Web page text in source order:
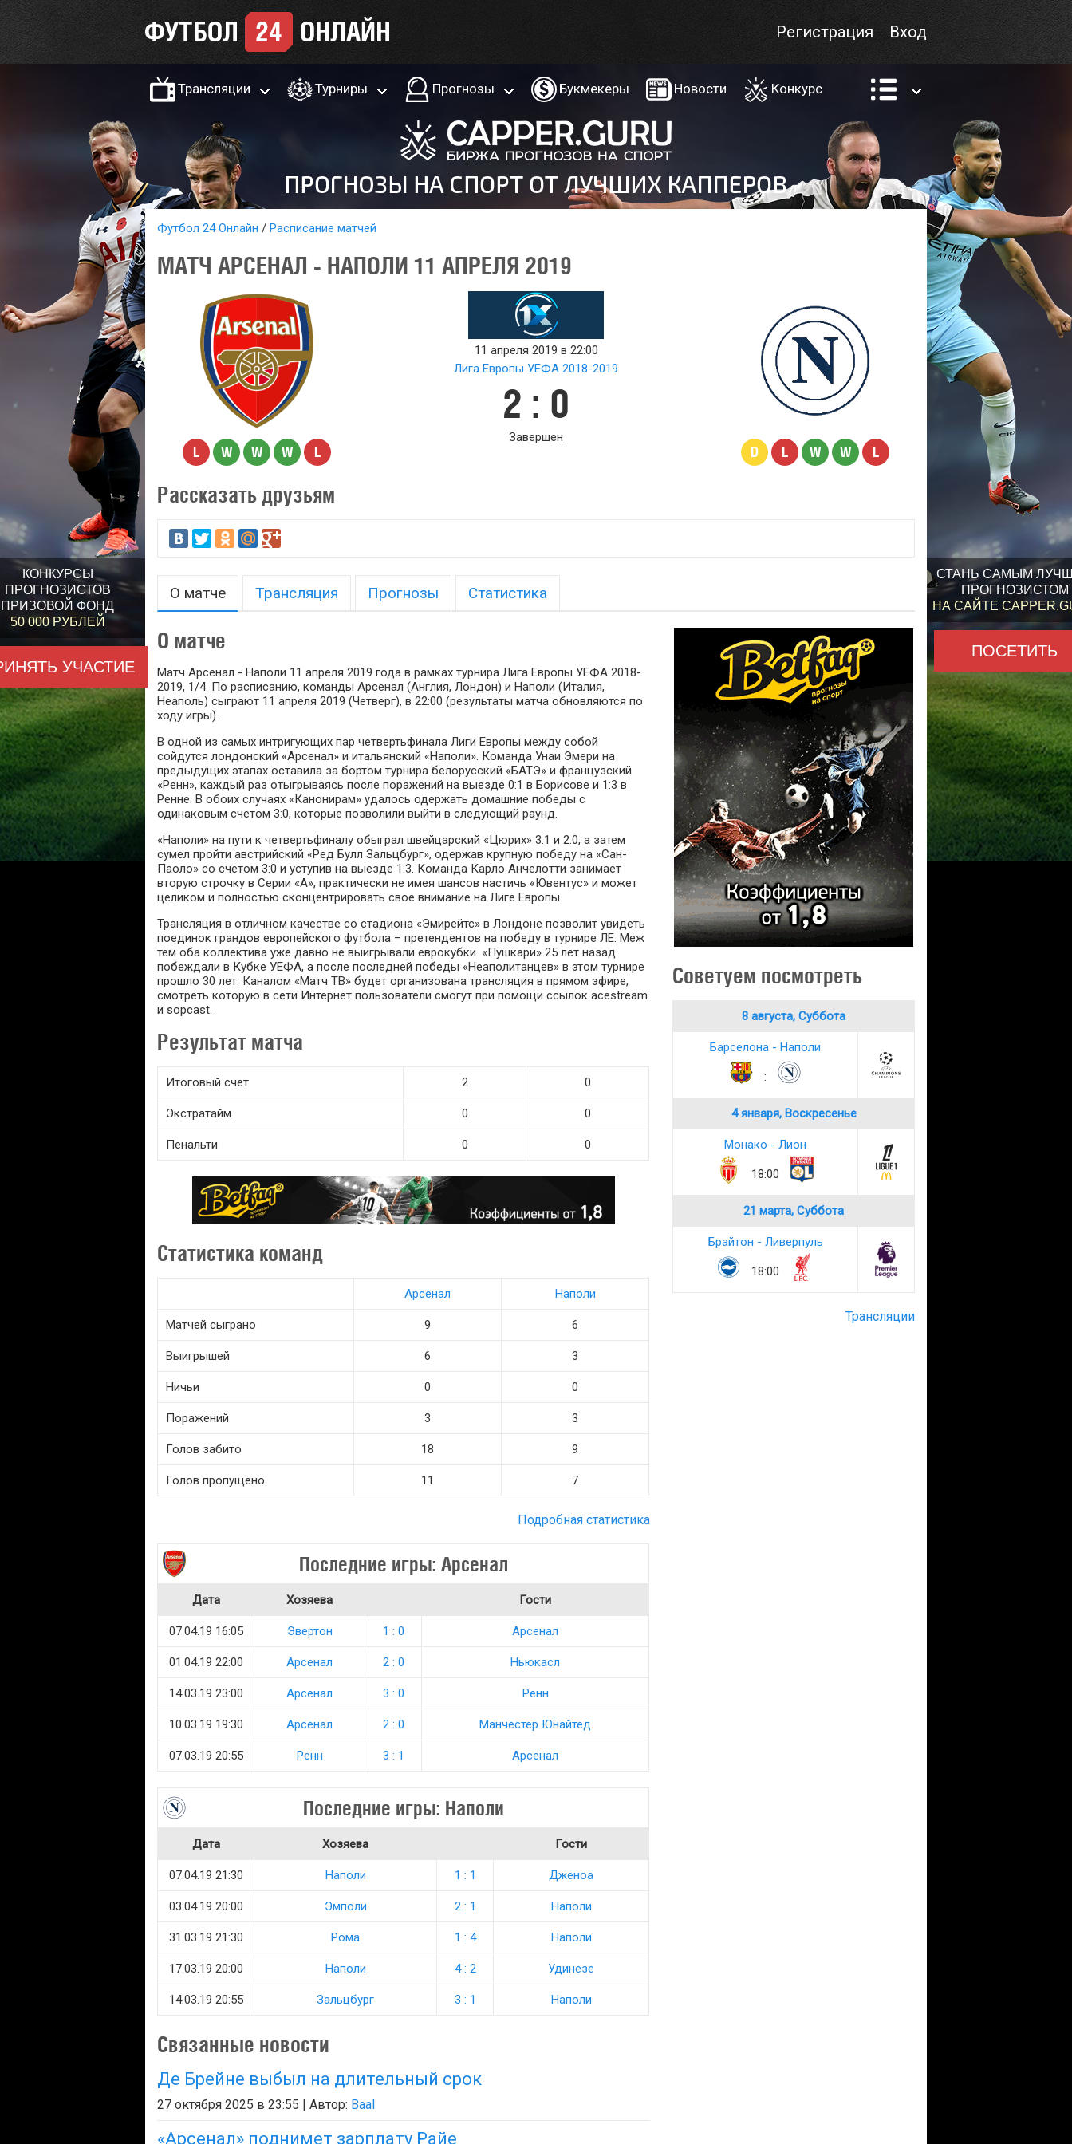
КОНКУРСЫ
ПРОГНОЗИСТОВ
ПРИЗОВОЙ ФОНД
50 000 РУБЛЕЙ
УЧАСТИЕ
СТАНЬ САМЫМ
ПРОГНОЗИСТОМ
НА САЙТЕ
ПОСЕТИТЬ
Вход
Регистрация
Трансляции Турниры Прогнозы Букмекеры Новости Конкурс
Футбол 24 Онлайн Расписание матчей
МАТЧ АРСЕНАЛ - НАПОЛИ 11 АПРЕЛЯ 2019
L W W W L
11 апреля 2019 в 22:00
Лига Европы УЕФА 2018-2019
2 : 0
Завершен
D L W W L
Рассказать друзьям
О матче Трансляция Прогнозы Статистика
О матче
Матч Арсенал - Наполи 11 апреля 2019 года в рамках турнира Лига Европы УЕФА 2018-
2019, 1/4. По расписанию, команды Арсенал (Англия, Лондон) и Наполи (Италия,
Неаполь) сыграют 11 апреля 2019 (Четверг), в 22:00 (результаты матча обновляются по
ходу игры).
В одной из самых интригующих пар четвертьфинала Лиги Европы между собой
сойдутся лондонский «Арсенал» и итальянский «Наполи». Команда Унаи Эмери на
предыдущих этапах оставила за бортом турнира белорусский «БАТЭ» и французский
«Ренн», каждый раз отыгрываясь после поражений на выезде 0:1 в Борисове и 1:3 в
Ренне. В обоих случаях «Канонирам» удалось одержать домашние победы с
одинаковым счетом 3:0, которые позволили выйти в следующий раунд.
«Наполи» на пути к четвертьфиналу обыграл швейцарский «Цюрих» 3:1 и 2:0, а затем
сумел пройти австрийский «Ред Булл Зальцбург», одержав крупную победу на «Сан-
Паоло» со счетом 3:0 и уступив на выезде 1:3. Команда Карло Анчелотти занимает
вторую строчку в Серии «А», практически не имея шансов настичь «Ювентус» и может
целиком и полностью сконцентрировать свое внимание на Лиге Европы.
Трансляция в отличном качестве со стадиона «Эмирейтс» в Лондоне позволит увидеть
поединок грандов европейского футбола – претендентов на победу в турнире ЛЕ. Меж
тем оба коллектива уже давно не выигрывали еврокубки. «Пушкари» 25 лет назад
побеждали в Кубке УЕФА, а после последней победы «Неаполитанцев» в этом турнире
прошло 30 лет. Каналом «Матч ТВ» будет организована трансляция в прямом эфире,
смотреть которую в сети Интернет пользователи смогут при помощи ссылок acestream
и sopcast.
Результат матча
Итоговый счет 2 0
Экстратайм 0 0
Пенальти 0 0
Статистика команд
Арсенал Наполи
Матчей сыграно 9 6
Выигрышей 6 3
Ничьи 0 0
Поражений 3 3
Голов забито 18 9
Голов пропущено 11 7
Подробная статистика
Последние игры: Арсенал
Дата Хозяева Гости
07.04.19 16:05 Эвертон 1 : 0 Арсенал
01.04.19 22:00 Арсенал 2 : 0 Ньюкасл
14.03.19 23:00 Арсенал 3 : 0 Ренн
10.03.19 19:30 Арсенал 2 : 0 Манчестер Юнайтед
07.03.19 20:55 Ренн 3 : 1 Арсенал
Последние игры: Наполи
Дата Хозяева Гости
07.04.19 21:30 Наполи 1 : 1 Дженоа
03.04.19 20:00 Эмполи 2 : 1 Наполи
31.03.19 21:30 Рома 1 : 4 Наполи
17.03.19 20:00 Наполи 4 : 2 Удинезе
14.03.19 20:55 Зальцбург 3 : 1 Наполи
Связанные новости
Де Брейне выбыл на длительный срок
27 октября 2025 в 23:55 | Автор: Baal
«Арсенал» поднимет зарплату Райе
Советуем посмотреть
8 августа, Суббота
Барселона - Наполи
:
4 января, Воскресенье
Монако - Лион
18:00
21 марта, Суббота
Брайтон - Ливерпуль
18:00
Трансляции